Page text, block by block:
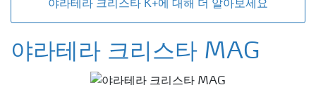
야라테라 크리스타 K+에 대해 더 알아보세요
야라테라 크리스타 MAG